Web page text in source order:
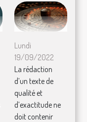
Lundi
19/09/2022
La rédaction
d’un texte de
qualité et
d’exactitude ne
doit contenir